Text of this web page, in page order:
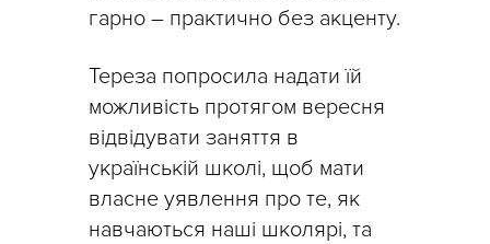
гарно – практично без акценту.
Тереза попросила надати їй
можливість протягом вересня
відвідувати заняття в
українській школі, щоб мати
власне уявлення про те, як
навчаються наші школярі, та